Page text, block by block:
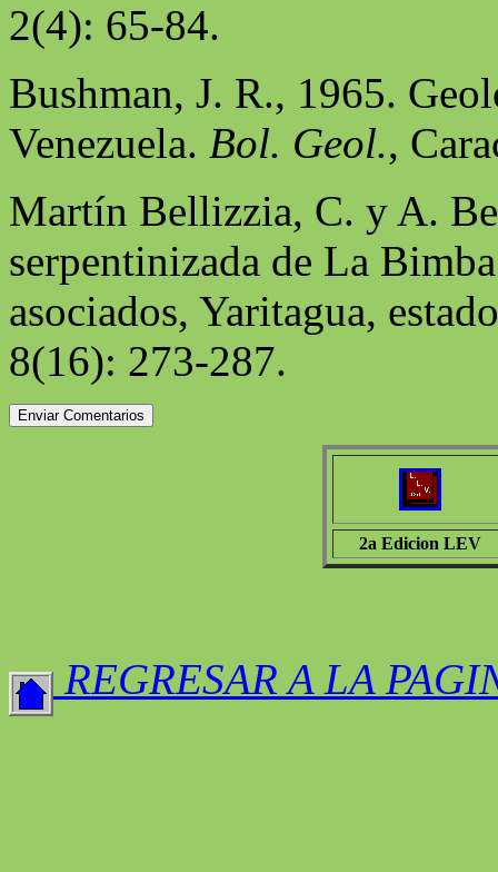
2(4): 65-84.
Bushman, J. R., 1965.
Venezuela. Bol. Geol.,
Martín Bellizzia, C. y A.
serpentinizada de La
asociados, Yaritagua,
8(16): 273-287.
2a Edicion LEV
REGRESAR A LA